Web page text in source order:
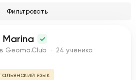
Фильтровать
Marina
Geoma.Club · 24 ученика
язык